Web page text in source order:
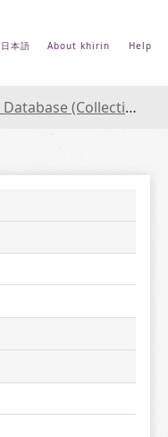
日本語 About khirin Help
of the National Museum of Japanese History)